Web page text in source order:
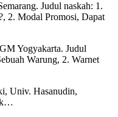
Judul naskah: 1.
2. Modal Promosi, Dapat
Yogyakarta. Judul
Warung, 2. Warnet
Univ. Hasanudin,